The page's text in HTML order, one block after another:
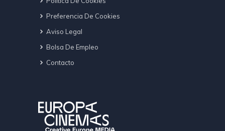
Preferencia De Cookies
Aviso Legal
Bolsa De Empleo
Contacto